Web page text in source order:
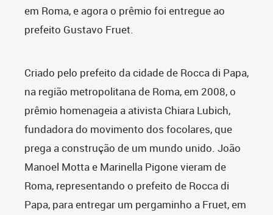
em Roma, e agora o prêmio foi entregue ao
prefeito Gustavo Fruet.
Criado pelo prefeito da cidade de Rocca di Papa,
na região metropolitana de Roma, em 2008, o
prêmio homenageia a ativista Chiara Lubich,
fundadora do movimento dos focolares, que
prega a construção de um mundo unido. João
Manoel Motta e Marinella Pigone vieram de
Roma, representando o prefeito de Rocca di
Papa, para entregar um pergaminho a Fruet, em